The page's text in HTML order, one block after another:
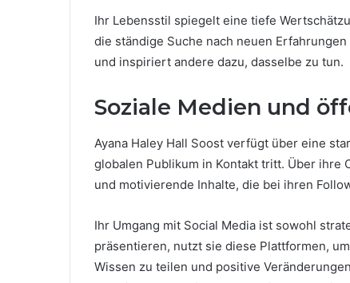
Ihr Lebensstil spiegelt eine tiefe
die ständige Suche nach neuen
und inspiriert andere dazu, dasselbe zu tun.
Soziale Medien und
Ayana Haley Hall Soost verfügt über eine
globalen Publikum in Kontakt tritt. Über
und motivierende Inhalte, die bei ihren
Ihr Umgang mit Social Media ist sowohl
präsentieren, nutzt sie diese Plattformen,
Wissen zu teilen und positive